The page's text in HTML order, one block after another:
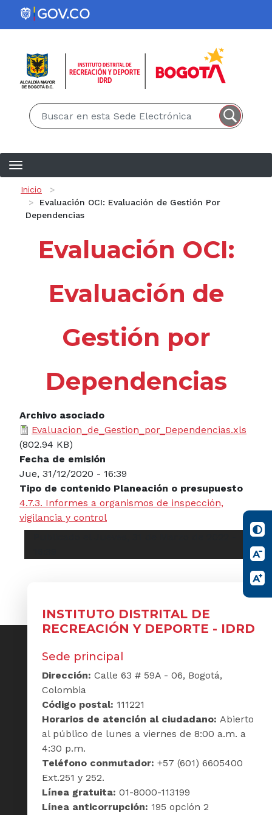
Pasar al contenido principal
Ruta de navegación
Inicio
Evaluación OCI: Evaluación de Gestión Por
Dependencias
Evaluación OCI:
Evaluación de
Gestión por
Dependencias
Archivo asociado
Evaluacion_de_Gestion_por_Dependencias.xls
(802.94 KB)
Fecha de emisión
Jue, 31/12/2020 - 16:39
Tipo de contenido Planeación o presupuesto
4.7.3. Informes a organismos de inspección,
vigilancia y control
INSTITUTO DISTRITAL DE
RECREACIÓN Y DEPORTE - IDRD
Sede principal
Dirección: Calle 63 # 59A - 06, Bogotá,
Colombia
Código postal: 111221
Horarios de atención al ciudadano: Abierto
al público de lunes a viernes de 8:00 a.m. a
4:30 p.m.
Teléfono conmutador: +57 (601) 6605400
Ext.251 y 252.
Línea gratuita: 01-8000-113199
Línea anticorrupción: 195 opción 2